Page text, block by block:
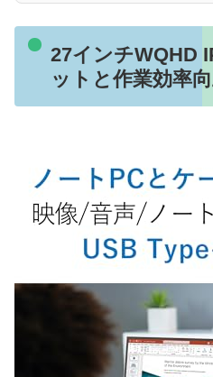
27インチWQHD
ットと作業効率